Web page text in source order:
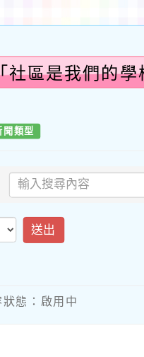
區是我們的
聞類型
送出
態：啟用中